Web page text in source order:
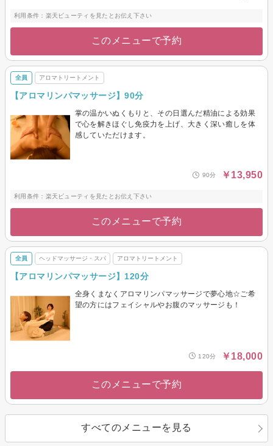
利用条件：楽天ビューティを見たとお伝え下さい
このメニューで予約
全員 アロマトリートメント
【アロマリンパマッサージ】90分
掌の温かいぬくもりと、その日選んだ精油による効果
で心を解きほぐし免疫力を上げ、大きく深い癒しを体
感していただけます。
90分 ￥13,950
利用条件：楽天ビューティを見たとお伝え下さい
このメニューで予約
全員 ヘッドマッサージ・スパ アロマトリートメント
【アロマリンパマッサージ】120分
全身くまなくアロマリンパマッサージで夢心地☆ご希
望の方にはフェイシャルやお腹のマッサージも！
120分 ￥18,000
このメニューで予約
すべてのメニューを見る